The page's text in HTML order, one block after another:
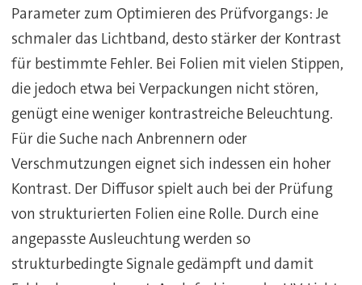
Parameter zum Optimieren des Prüfvorgangs: Je
schmaler das Lichtband, desto stärker der Kontrast
für bestimmte Fehler. Bei Folien mit vielen Stippen,
die jedoch etwa bei Verpackungen nicht stören,
genügt eine weniger kontrastreiche Beleuchtung.
Für die Suche nach Anbrennern oder
Verschmutzungen eignet sich indessen ein hoher
Kontrast. Der Diffusor spielt auch bei der Prüfung
von strukturierten Folien eine Rolle. Durch eine
angepasste Ausleuchtung werden so
strukturbedingte Signale gedämpft und damit